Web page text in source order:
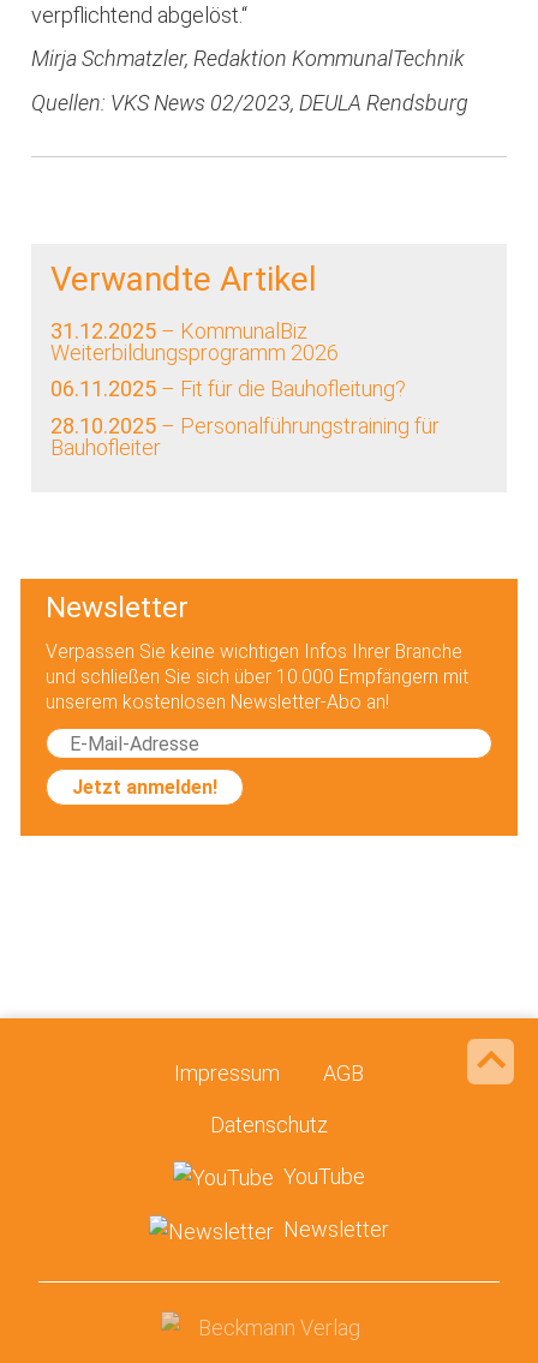
verpflichtend abgelöst.“
Mirja Schmatzler, Redaktion KommunalTechnik
Quellen: VKS News 02/2023, DEULA Rendsburg
Verwandte Artikel
31.12.2025 – KommunalBiz
Weiterbildungsprogramm 2026
06.11.2025 – Fit für die Bauhofleitung?
28.10.2025 – Personalführungstraining für
Bauhofleiter
Newsletter
Verpassen Sie keine wichtigen Infos Ihrer Branche
und schließen Sie sich über 10.000 Empfängern mit
unserem kostenlosen Newsletter-Abo an!
Jetzt anmelden!
Impressum AGB
Datenschutz
YouTube
Newsletter